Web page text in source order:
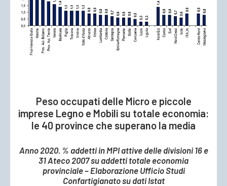
Peso occupati delle Micro e piccole
imprese Legno e Mobili su totale economia:
le 40 province che superano la media
Anno 2020. % addetti in MPI attive delle divisioni 16 e
31 Ateco 2007 su addetti totale economia
provinciale – Elaborazione Ufficio Studi
Confartigianato su dati Istat